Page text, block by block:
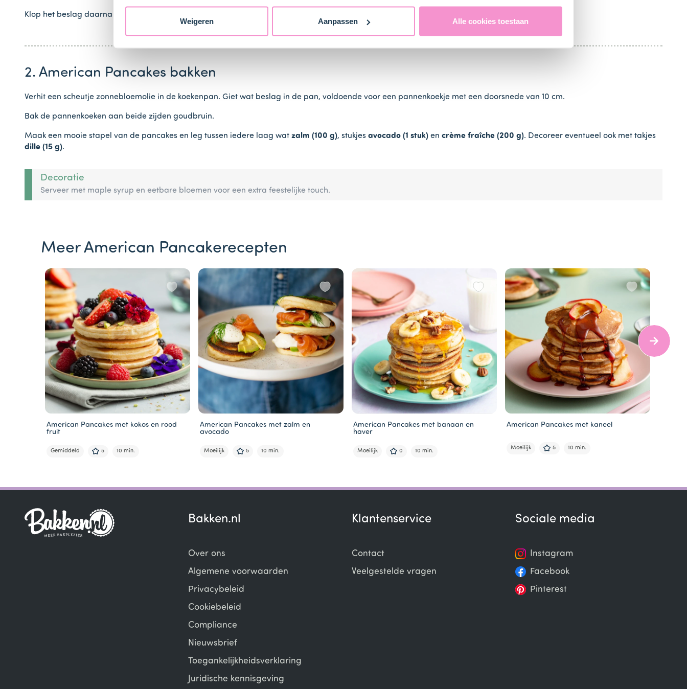
Weigeren Aanpassen Alle cookies toestaan
Klop het beslag daarna 2 minuten op de hoogste stand tot een stevig, luchtig beslag.
2. American Pancakes bakken
Verhit een scheutje zonnebloemolie in de koekenpan. Giet wat beslag in de pan, voldoende voor een pannenkoekje met een doorsnede van 10 cm.
Bak de pannenkoeken aan beide zijden goudbruin.
Maak een mooie stapel van de pancakes en leg tussen iedere laag wat zalm (100 g), stukjes avocado (1 stuk) en crème fraîche (200 g). Decoreer eventueel ook met takjes
dille (15 g).
Decoratie
Serveer met maple syrup en eetbare bloemen voor een extra feestelijke touch.
Meer American Pancakerecepten
American Pancakes met kokos en rood
fruit
Gemiddeld 5 10 min.
American Pancakes met zalm en
avocado
Moeilijk 5 10 min.
American Pancakes met banaan en
haver
Moeilijk 0 10 min.
American Pancakes met kaneel
Moeilijk 5 10 min.
of
Bakken.nl
Over ons
Algemene voorwaarden
Privacybeleid
Cookiebeleid
Compliance
Nieuwsbrief
Toegankelijkheidsverklaring
Juridische kennisgeving
Klantenservice
Contact
Veelgestelde vragen
Sociale media
Instagram
Facebook
Pinterest